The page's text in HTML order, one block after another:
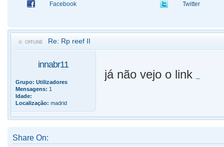
Facebook Twitter
Re: Rp reef II
innabr11
Grupo: Utilizadores
Mensagens: 1
Idade:
Localização: madrid
já não vejo o link
Share On: